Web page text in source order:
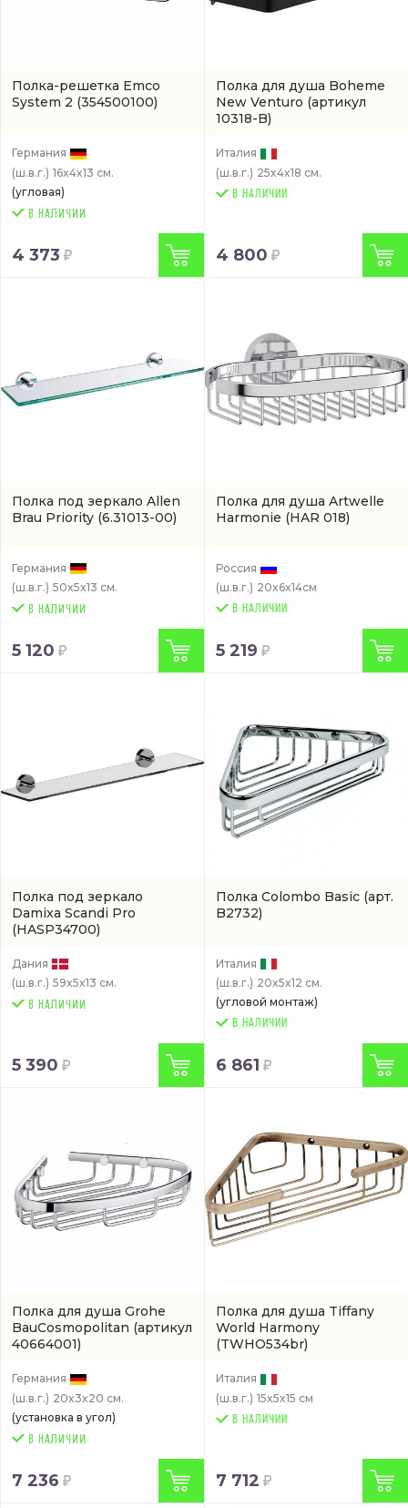
Полка-решетка Emco
System 2 (354500100)
Германия
(ш.в.г.) 16x4x13 см.
(угловая)
4 373
Полкa для душа Boheme
New Venturo (артикул
10318-B)
Италия
(ш.в.г.) 25x4x18 см.
В НАЛИЧИИ
4 800
Полка под зеркало Allen
Brau Priority (6.31013-00)
Германия
(ш.в.г.) 50x5x13 см.
5 120
Полкa для душа Artwelle
Harmonie (HAR 018)
Россия
(ш.в.г.) 20x6x14см
В НАЛИЧИИ
5 219
Полка под зеркало
Damixa Scandi Pro
(HASP34700)
Дания
(ш.в.г.) 59x5x13 см.
5 390
Полка Colombo Basic (арт.
B2732)
Италия
(ш.в.г.) 20x5x12 см.
(угловой монтаж)
В НАЛИЧИИ
6 861
Полка для душа Grohe
BauCosmopolitan (артикул
40664001)
Германия
(ш.в.г.) 20x3x20 см.
(установка в угол)
7 236
Полкa для душа Tiffany
World Harmony
(TWHO534br)
Италия
(ш.в.г.) 15x5x15 см
В НАЛИЧИИ
7 712